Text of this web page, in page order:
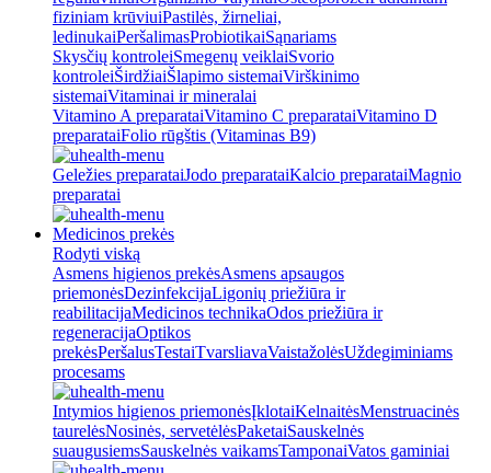
fiziniam krūviuiPastilės, žirneliai,
ledinukaiPeršalimasProbiotikaiSąnariams
Skysčių kontroleiSmegenų veiklaiSvorio
kontroleiŠirdžiaiŠlapimo sistemaiVirškinimo
sistemaiVitaminai ir mineralai
Vitamino A preparataiVitamino C preparataiVitamino D
preparataiFolio rūgštis (Vitaminas B9)
Geležies preparataiJodo preparataiKalcio preparataiMagnio
preparatai
Medicinos prekės
Rodyti viską
Asmens higienos prekėsAsmens apsaugos
priemonėsDezinfekcijaLigonių priežiūra ir
reabilitacijaMedicinos technikaOdos priežiūra ir
regeneracijaOptikos
prekėsPeršalusTestaiTvarsliavaVaistažolėsUždegiminiams
procesams
Intymios higienos priemonėsĮklotaiKelnaitėsMenstruacinės
taurelėsNosinės, servetėlėsPaketaiSauskelnės
suaugusiemsSauskelnės vaikamsTamponaiVatos gaminiai